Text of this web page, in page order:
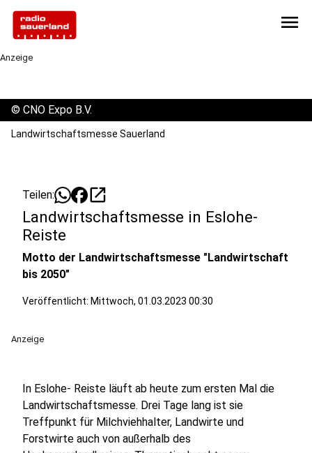
menu
Anzeige
© CNO Expo B.V.
Landwirtschaftsmesse Sauerland
Teilen: open_in_new
Landwirtschaftsmesse in Eslohe-
Reiste
Motto der Landwirtschaftsmesse "Landwirtschaft
bis 2050"
Veröffentlicht: Mittwoch, 01.03.2023 00:30
Anzeige
In Eslohe- Reiste läuft ab heute zum ersten Mal die
Landwirtschaftsmesse. Drei Tage lang ist sie
Treffpunkt für Milchviehhalter, Landwirte und
Forstwirte auch von außerhalb des